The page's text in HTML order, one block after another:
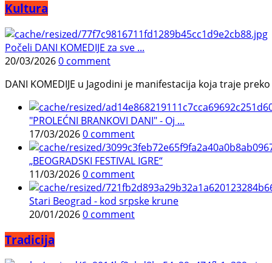
Kultura
Počeli DANI KOMEDIJE za sve ...
20/03/20260 comment
DANI KOMEDIJE u Jagodini je manifestacija koja traje
"PROLEĆNI BRANKOVI DANI" - Oj ...
17/03/20260 comment
„BEOGRADSKI FESTIVAL IGRE“
11/03/20260 comment
Stari Beograd - kod srpske krune
20/01/20260 comment
Tradicija